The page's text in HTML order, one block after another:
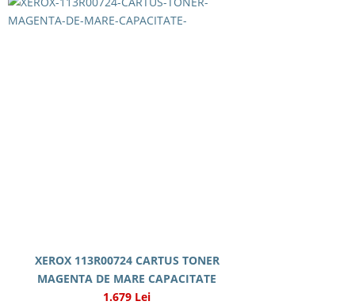
XEROX 113R00724 CARTUS TONER
MAGENTA DE MARE CAPACITATE
1.679 Lei